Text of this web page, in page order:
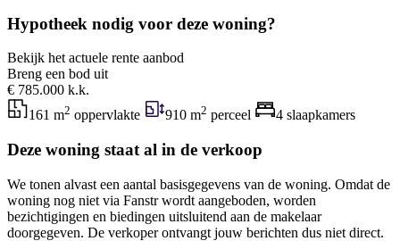
Hypotheek nodig voor deze woning?
Bekijk het actuele rente aanbod
Breng een bod uit
€ 785.000 k.k.
161 m2 oppervlakte 910 m2 perceel 4 slaapkamers
Deze woning staat al in de verkoop
We tonen alvast een aantal basisgegevens van de woning. Omdat de
woning nog niet via Fanstr wordt aangeboden, worden
bezichtigingen en biedingen uitsluitend aan de makelaar
doorgegeven. De verkoper ontvangt jouw berichten dus niet direct.